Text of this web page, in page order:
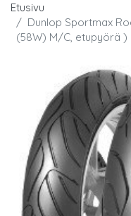
Etusivu
Dunlop Sportmax
(58W) M/C, etupyörä )